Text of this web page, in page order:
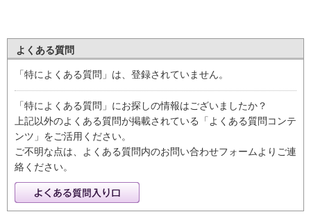
よくある質問
「特によくある質問」は、登録されていません。
「特によくある質問」にお探しの情報はございましたか？
上記以外のよくある質問が掲載されている「よくある質問コンテ
ンツ」をご活用ください。
ご不明な点は、よくある質問内のお問い合わせフォームよりご連
絡ください。